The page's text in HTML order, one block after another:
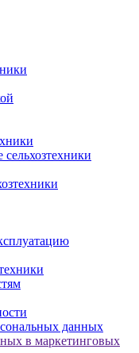
данных
в маркетинговых